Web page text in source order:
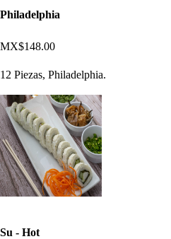
Philadelphia
MX$148.00
12 Piezas, Philadelphia.
Su - Hot